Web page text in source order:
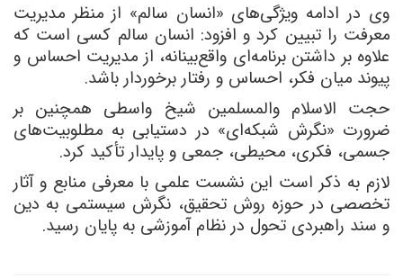
وی در ادامه ویژگی‌های «انسان سالم» از منظر مدیریت
معرفت را تبیین کرد و افزود: انسان سالم کسی است که
علاوه بر داشتن برنامه‌ای واقع‌بینانه، از مدیریت احساس و
پیوند میان فکر، احساس و رفتار برخوردار باشد.
حجت الاسلام والمسلمین شیخ واسطی همچنین بر
ضرورت «نگرش شبکه‌ای» در دستیابی به مطلوبیت‌های
جسمی، فکری، محیطی، جمعی و پایدار تأکید کرد.
لازم به ذکر است این نشست علمی با معرفی منابع و آثار
تخصصی در حوزه روش تحقیق، نگرش سیستمی به دین
و سند راهبردی تحول در نظام آموزشی به پایان رسید.